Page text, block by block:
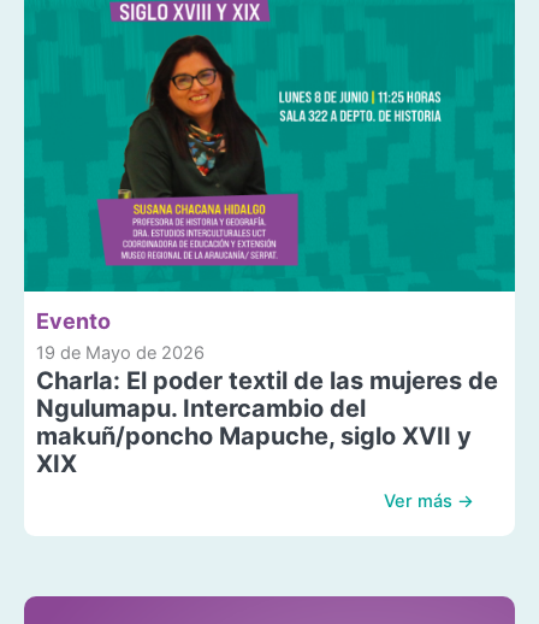
Evento
19 de Mayo de 2026
Charla: El poder textil de las mujeres de
Ngulumapu. Intercambio del
makuñ/poncho Mapuche, siglo XVII y
XIX
Ver más →